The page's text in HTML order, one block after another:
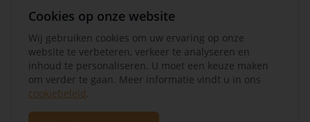
Cookies op onze website
Wij gebruiken cookies om uw ervaring op onze
website te verbeteren, verkeer te analyseren en
inhoud te personaliseren. U moet een keuze maken
om verder te gaan. Meer informatie vindt u in ons
cookiebeleid.